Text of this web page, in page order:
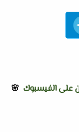
على الفيسبوك 🌸